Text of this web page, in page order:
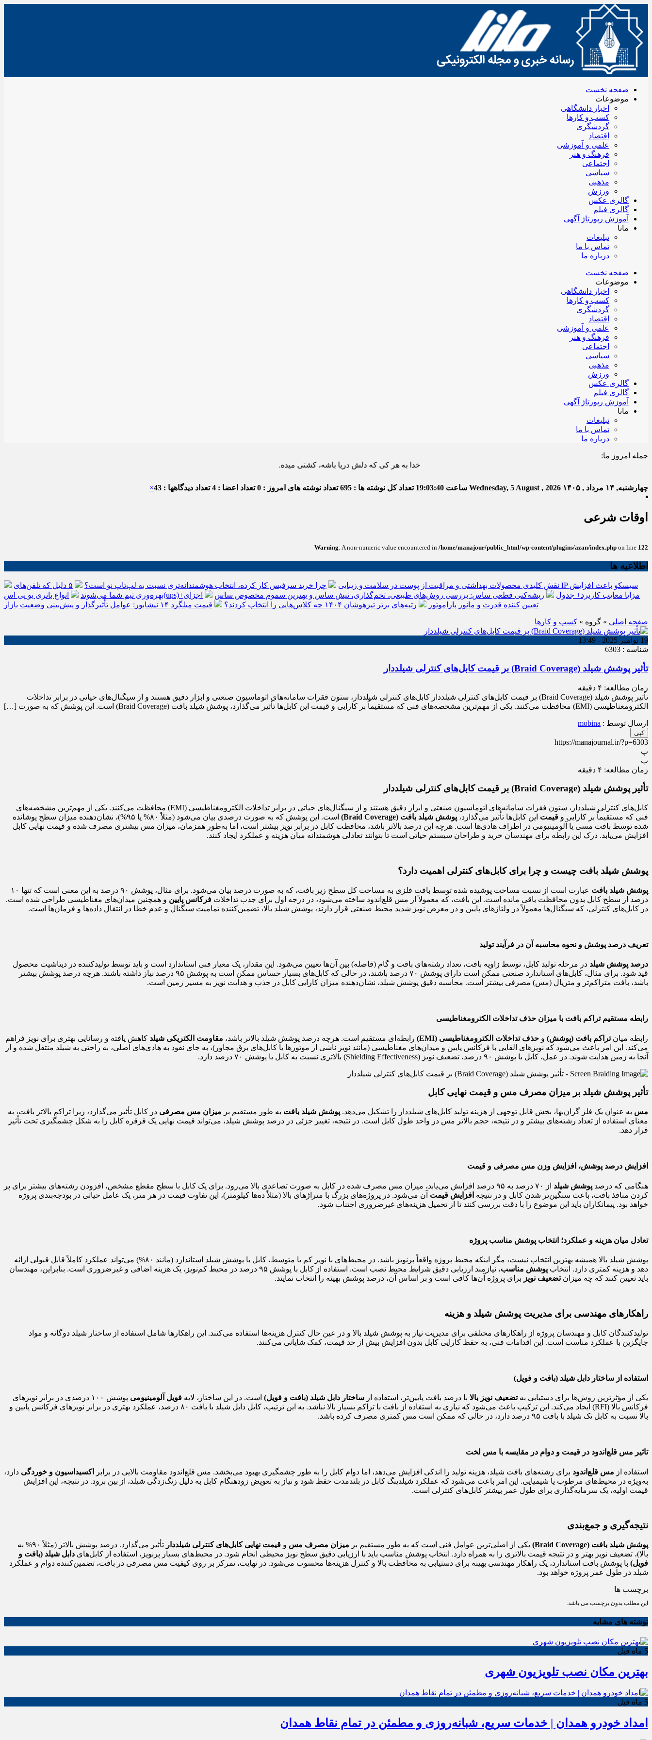
صفحه نخست
موضوعات
اخبار دانشگاهی
کسب و کارها
گردشگری
اقتصاد
علمی و آموزشی
فرهنگ و هنر
اجتماعی
سیاسی
مذهبی
ورزش
گالری عکس
گالری فیلم
آموزش رپورتاژ آگهی
مانا
تبلیغات
تماس با ما
درباره ما
صفحه نخست
موضوعات
اخبار دانشگاهی
کسب و کارها
گردشگری
اقتصاد
علمی و آموزشی
فرهنگ و هنر
اجتماعی
سیاسی
مذهبی
ورزش
گالری عکس
گالری فیلم
آموزش رپورتاژ آگهی
مانا
تبلیغات
تماس با ما
درباره ما
جمله امروز ما:
خدا به هر کی که دلش دریا باشه، کشتی میده.
چهارشنبه, ۱۴ مرداد , ۱۴۰۵ Wednesday, 5 August , 2026 ساعت 19:03:41 تعداد کل نوشته ها : 695 تعداد نوشته های امروز : 0 تعداد اعضا : 4 تعداد دیدگاهها : 43 ×
اوقات شرعی
Warning: A non-numeric value encountered in /home/manajour/public_html/wp-content/plugins/azan/index.php on line 122
اطلاعیه ها
نقش کلیدی محصولات بهداشتی و مراقبت از پوست در سلامت و زیبایی چرا خرید سرفیس کار کرده، انتخاب هوشمندانه‌تری نسبت به لپ‌تاپ نو است؟
۵ دلیل که تلفن‌های IP سیسکو باعث افزایش
بهره‌وری تیم شما می‌شوند
انواع باتری یو پی اس(ups)+مزایا معایب کاربرد+ جدول ریشه‌کنی قطعی ساس: بررسی روش‌های طبیعی، تخم‌گذاری، نیش ساس و بهترین سموم مخصوص ساس
اجزای
تعیین کننده قدرت و مانور پاراموتور
رتبه‌های برتر تیزهوشان ۱۴۰۴ چه کلاس‌هایی را انتخاب کردند؟ قیمت میلگرد ۱۴ نیشابور: عوامل تأثیرگذار و پیش‌بینی وضعیت بازار
صفحه اصلی » گروه » کسب و کارها
19 نوامبر 2025 - 13:49
شناسه : 6303
تأثیر پوشش شیلد (Braid Coverage) بر قیمت کابل‌های کنترلی شیلددار
زمان مطالعه: ۴ دقیقه
تأثیر پوشش شیلد (Braid Coverage) بر قیمت کابل‌های کنترلی شیلددار کابل‌های کنترلی شیلددار، ستون فقرات سامانه‌های اتوماسیون صنعتی و ابزار دقیق هستند و از سیگنال‌های حیاتی در برابر تداخلات
الکترومغناطیسی (EMI) محافظت می‌کنند. یکی از مهم‌ترین مشخصه‌های فنی که مستقیماً بر کارایی و قیمت این کابل‌ها تأثیر می‌گذارد، پوشش شیلد بافت (Braid Coverage) است. این پوشش که به صورت […]
ارسال توسط : mobina
کپی
https://manajournal.ir/?p=6303
پ
پ
زمان مطالعه: ۴ دقیقه
تأثیر پوشش شیلد (Braid Coverage) بر قیمت کابل‌های کنترلی شیلددار
کابل‌های کنترلی شیلددار، ستون فقرات سامانه‌های اتوماسیون صنعتی و ابزار دقیق هستند و از سیگنال‌های حیاتی در برابر تداخلات الکترومغناطیسی (EMI) محافظت می‌کنند. یکی از مهم‌ترین مشخصه‌های
فنی که مستقیماً بر کارایی و قیمت این کابل‌ها تأثیر می‌گذارد، پوشش شیلد بافت (Braid Coverage)
است. این پوشش که به صورت درصدی بیان می‌شود (مثلاً ۸۰% یا ۹۵%)، نشان‌دهنده میزان سطح پوشانده
شده توسط بافت مسی یا آلومینیومی در اطراف هادی‌ها است. هرچه این درصد بالاتر باشد، محافظت کابل در برابر نویز بیشتر است، اما به‌طور همزمان، میزان مس بیشتری مصرف شده و قیمت نهایی کابل
افزایش می‌یابد. درک این رابطه برای مهندسان خرید و طراحان سیستم حیاتی است تا بتوانند تعادلی هوشمندانه میان هزینه و عملکرد ایجاد کنند.
پوشش شیلد بافت چیست و چرا برای کابل‌های کنترلی اهمیت دارد؟
پوشش شیلد بافت
عبارت است از نسبت مساحت پوشیده شده توسط بافت فلزی به مساحت کل سطح زیر بافت، که به صورت درصد بیان می‌شود. برای مثال، پوشش ۹۰ درصد به این معنی است که تنها ۱۰
درصد از سطح کابل بدون محافظت باقی مانده است. این بافت، که معمولاً از مس قلع‌اندود ساخته می‌شود، در درجه اول برای جذب تداخلات فرکانس پایین و همچنین میدان‌های مغناطیسی طراحی شده است.
در کابل‌های کنترلی، که سیگنال‌ها معمولاً در ولتاژهای پایین و در معرض نویز شدید محیط صنعتی قرار دارند، پوشش شیلد بالا، تضمین‌کننده تمامیت سیگنال و عدم خطا در انتقال داده‌ها و فرمان‌ها است.
تعریف درصد پوشش و نحوه محاسبه آن در فرآیند تولید
درصد پوشش شیلد در مرحله تولید کابل، توسط زاویه بافت، تعداد رشته‌های بافت و گام (فاصله) بین آن‌ها تعیین می‌شود. این مقدار، یک معیار فنی استاندارد است و باید توسط تولیدکننده در دیتاشیت محصول
قید شود. برای مثال، کابل‌های استاندارد صنعتی ممکن است دارای پوشش ۷۰ درصد باشند، در حالی که کابل‌های بسیار حساس ممکن است به پوشش ۹۵ درصد نیاز داشته باشند. هرچه درصد پوشش بیشتر
باشد، بافت متراکم‌تر و متریال (مس) مصرفی بیشتر است. محاسبه دقیق پوشش شیلد، نشان‌دهنده میزان کارایی کابل در جذب و هدایت نویز به مسیر زمین است.
رابطه مستقیم تراکم بافت با میزان حذف تداخلات الکترومغناطیسی
رابطه میانتراکم بافت (پوشش) و حذف تداخلات الکترومغناطیسی (EMI) رابطه‌ای مستقیم است. هرچه درصد پوشش شیلد بالاتر باشد، مقاومت الکتریکی شیلد کاهش یافته و رسانایی بهتری برای نویز فراهم
می‌کند. این امر باعث می‌شود که نویزهای القایی با فرکانس پایین و میدان‌های مغناطیسی (مانند نویز ناشی از موتورها یا کابل‌های برق مجاور)، به جای نفوذ به هادی‌های اصلی، به راحتی به شیلد منتقل شده و از
آنجا به زمین هدایت شوند. در عمل، کابل با پوشش ۹۰ درصد، تضعیف نویز (Shielding Effectiveness) بالاتری نسبت به کابل با پوشش ۷۰ درصد دارد.
تأثیر پوشش شیلد بر میزان مصرف مس و قیمت نهایی کابل
مس به عنوان یک فلز گران‌بها، بخش قابل توجهی از هزینه تولید کابل‌های شیلددار را تشکیل می‌دهد. پوشش شیلد بافت به طور مستقیم بر میزان مس مصرفی در کابل تأثیر می‌گذارد، زیرا تراکم بالاتر بافت، به
معنای استفاده از تعداد رشته‌های بیشتر و در نتیجه، حجم بالاتر مس در واحد طول کابل است. در نتیجه، تغییر جزئی در درصد پوشش شیلد، می‌تواند قیمت نهایی یک قرقره کابل را به شکل چشمگیری تحت تأثیر
قرار دهد.
افزایش درصد پوشش، افزایش وزن مس مصرفی و قیمت
هنگامی که درصد پوشش شیلد
از ۷۰ درصد به ۹۵ درصد افزایش می‌یابد، میزان مس مصرف شده در کابل به صورت تصاعدی بالا می‌رود. برای یک کابل با سطح مقطع مشخص، افزودن رشته‌های بیشتر برای پر
کردن منافذ بافت، باعث سنگین‌تر شدن کابل و در نتیجه افزایش قیمت آن می‌شود. در پروژه‌های بزرگ با متراژهای بالا (مثلاً ده‌ها کیلومتر)، این تفاوت قیمت در هر متر، یک عامل حیاتی در بودجه‌بندی پروژه
خواهد بود. پیمانکاران باید این موضوع را با دقت بررسی کنند تا از تحمیل هزینه‌های غیرضروری اجتناب شود.
تعادل میان هزینه و عملکرد؛ انتخاب پوشش مناسب پروژه
پوشش شیلد بالا همیشه بهترین انتخاب نیست، مگر اینکه محیط پروژه واقعاً پرنویز باشد. در محیط‌های با نویز کم یا متوسط، کابل با پوشش شیلد استاندارد (مانند ۸۰%) می‌تواند عملکرد کاملاً قابل قبولی ارائه
دهد و هزینه کمتری دارد. انتخاب پوشش مناسب
، نیازمند ارزیابی دقیق شرایط محیط نصب است. استفاده از کابل با پوشش ۹۵ درصد در محیط کم‌نویز، یک هزینه اضافی و غیرضروری است. بنابراین، مهندسان
باید تعیین کنند که چه میزانتضعیف نویز برای پروژه آن‌ها کافی است و بر اساس آن، درصد پوشش بهینه را انتخاب نمایند.
راهکارهای مهندسی برای مدیریت پوشش شیلد و هزینه
تولیدکنندگان کابل و مهندسان پروژه از راهکارهای مختلفی برای مدیریت نیاز به پوشش شیلد بالا و در عین حال کنترل هزینه‌ها استفاده می‌کنند. این راهکارها شامل استفاده از ساختار شیلد دوگانه و مواد
جایگزین با عملکرد مناسب است. این اقدامات فنی، به حفظ کارایی کابل بدون افزایش بیش از حد قیمت، کمک شایانی می‌کنند.
استفاده از ساختار دابل شیلد (بافت و فویل)
یکی از مؤثرترین روش‌ها برای دستیابی بهتضعیف نویز بالا با درصد بافت پایین‌تر، استفاده از ساختار دابل شیلد (بافت و فویل) است. در این ساختار، لایه فویل آلومینیومی
پوشش ۱۰۰ درصدی در برابر نویزهای
فرکانس بالا (RFI) ایجاد می‌کند. این ترکیب باعث می‌شود که نیازی به استفاده از بافت با تراکم بسیار بالا نباشد. به این ترتیب، کابل دابل شیلد با بافت ۸۰ درصد، عملکرد بهتری در برابر نویزهای فرکانس پایین و
بالا نسبت به کابل تک شیلد با بافت ۹۵ درصد دارد، در حالی که ممکن است مس کمتری مصرف کرده باشد.
تاثیر مس قلع‌اندود در قیمت و دوام در مقایسه با مس لخت
استفاده از مس قلع‌اندود برای رشته‌های بافت شیلد، هزینه تولید را اندکی افزایش می‌دهد، اما دوام کابل را به طور چشمگیری بهبود می‌بخشد. مس قلع‌اندود مقاومت بالایی در برابر اکسیداسیون و خوردگی دارد،
به‌ویژه در محیط‌های مرطوب یا شیمیایی. این امر باعث می‌شود که عملکرد شیلدینگ کابل در بلندمدت حفظ شود و نیاز به تعویض زودهنگام کابل به دلیل زنگ‌زدگی شیلد، از بین برود. در نتیجه، این افزایش
قیمت اولیه، یک سرمایه‌گذاری برای طول عمر بیشتر کابل‌های کنترلی است.
نتیجه‌گیری و جمع‌بندی
پوشش شیلد بافت (Braid Coverage) یکی از اصلی‌ترین عوامل فنی است که به طور مستقیم بر میزان مصرف مس و قیمت نهایی کابل‌های کنترلی شیلددار
تأثیر می‌گذارد. درصد پوشش بالاتر (مثلاً ۹۰% به
بالا)، تضعیف نویز بهتر و در نتیجه قیمت بالاتری را به همراه دارد. انتخاب پوشش مناسب باید با ارزیابی دقیق سطح نویز محیطی انجام شود. در محیط‌های بسیار پرنویز، استفاده از کابل‌های دابل شیلد (بافت و
فویل) با پوشش بافت استاندارد، یک راهکار مهندسی بهینه برای دستیابی به محافظت بالا و کنترل هزینه‌ها محسوب می‌شود. در نهایت، تمرکز بر روی کیفیت مس مصرفی در بافت، تضمین‌کننده دوام و عملکرد
شیلد در طول عمر پروژه خواهد بود.
برچسب ها
این مطلب بدون برچسب می باشد.
نوشته های مشابه
5 ماه قبل
بهترین مکان نصب تلویزیون شهری
5 ماه قبل
امداد خودرو همدان | خدمات سریع، شبانه‌روزی و مطمئن در تمام نقاط همدان